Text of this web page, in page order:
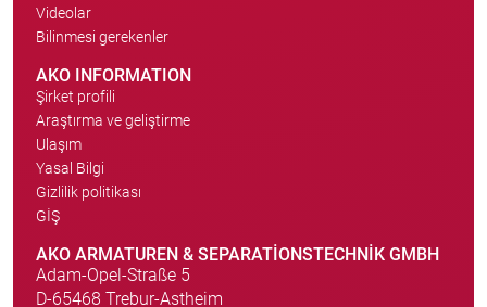
Videolar
Bilinmesi gerekenler
AKO INFORMATION
Şirket profili
Araştırma ve geliştirme
Ulaşım
Yasal Bilgi
Gizlilik politikası
GİŞ
AKO ARMATUREN & SEPARATIONSTECHNIK GMBH
Adam-Opel-Straße 5
D-65468 Trebur-Astheim